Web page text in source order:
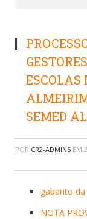
ESCOLAS
SEMED
POR CR2-ADMIN5 EM
gabarito
NOTA